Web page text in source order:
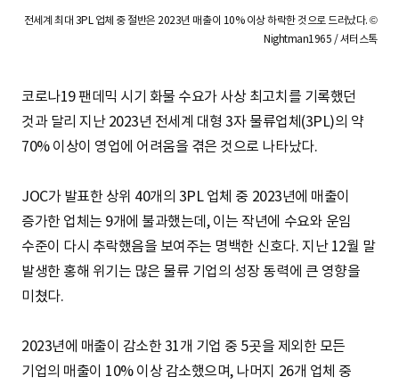
e
전세계 최대 3PL 업체 중 절반은 2023년 매출이 10% 이상 하락한 것으로 드러났다. ©
Nightman1965 / 셔터스톡
코로나19 팬데믹 시기 화물 수요가 사상 최고치를 기록했던
것과 달리 지난 2023년 전세계 대형 3자 물류업체(3PL)의 약
70% 이상이 영업에 어려움을 겪은 것으로 나타났다.
JOC가 발표한 상위 40개의 3PL 업체 중 2023년에 매출이
증가한 업체는 9개에 불과했는데, 이는 작년에 수요와 운임
수준이 다시 추락했음을 보여주는 명백한 신호다. 지난 12월 말
발생한 홍해 위기는 많은 물류 기업의 성장 동력에 큰 영향을
미쳤다.
2023년에 매출이 감소한 31개 기업 중 5곳을 제외한 모든
기업의 매출이 10% 이상 감소했으며, 나머지 26개 업체 중